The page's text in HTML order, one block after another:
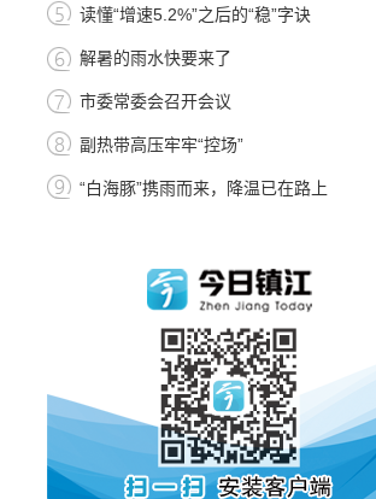
读懂“增速5.2%”之后的“稳”字诀
解暑的雨水快要来了
市委常委会召开会议
副热带高压牢牢“控场”
“白海豚”携雨而来，降温已在路上